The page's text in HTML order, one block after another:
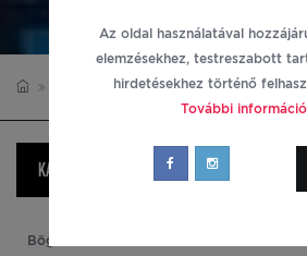
MAFIA III SAPKÁK
KATEGÓRIÁK
Bögrék
Az oldal használatával
elemzésekhez, testreszabott
hirdetésekhez történő
További információ